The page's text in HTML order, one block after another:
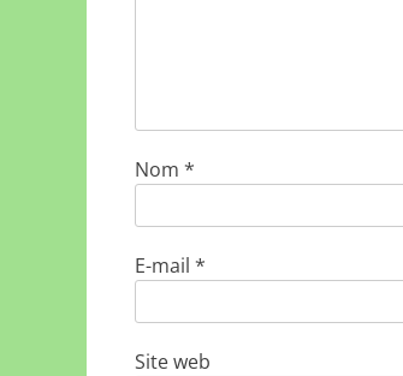
Nom *
E-mail *
Site web